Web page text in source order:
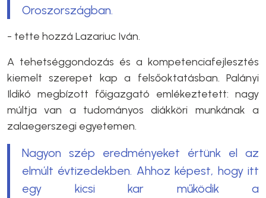
Oroszországban.
- tette hozzá Lazariuc Iván.
A tehetséggondozás és a kompetenciafejlesztés
kiemelt szerepet kap a felsőoktatásban. Palányi
Ildikó megbízott főigazgató emlékeztetett: nagy
múltja van a tudományos diákköri munkának a
zalaegerszegi egyetemen.
Nagyon szép eredményeket értünk el az
elmúlt évtizedekben. Ahhoz képest, hogy itt
egy kicsi kar működik a